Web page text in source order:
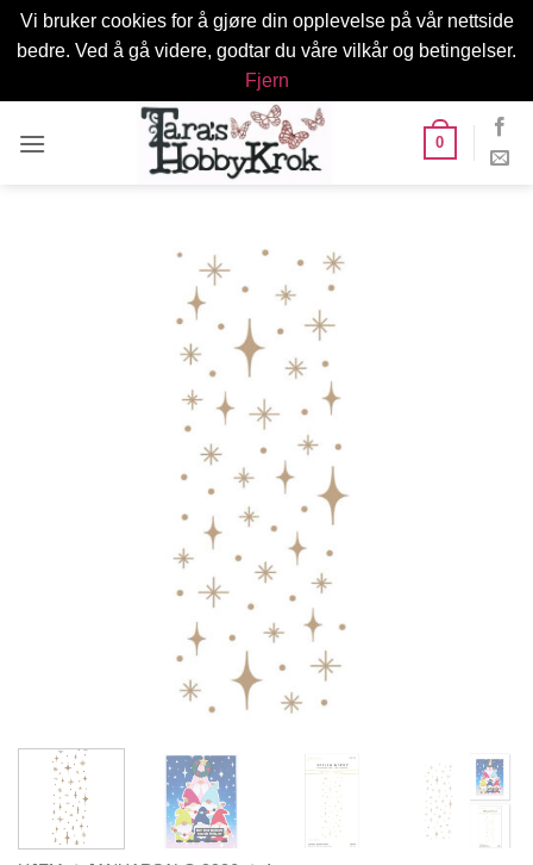
Vi bruker cookies for å gjøre din opplevelse på vår nettside
bedre. Ved å gå videre, godtar du våre vilkår og betingelser.
Fjern
0